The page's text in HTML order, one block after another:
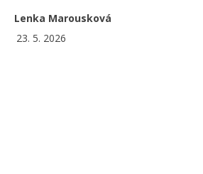
Lenka Marousková
23. 5. 2026